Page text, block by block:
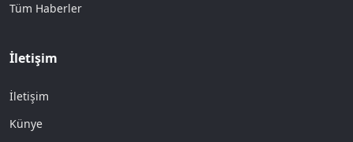
Tüm Haberler
İletişim
İletişim
Künye